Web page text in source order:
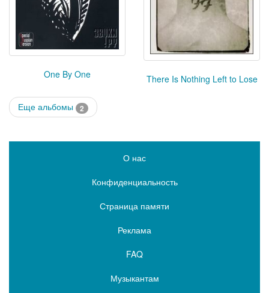
One By One There Is Nothing Left to Lose
Еще альбомы 2
О нас
Конфиденциальность
Страница памяти
Реклама
FAQ
Музыкантам